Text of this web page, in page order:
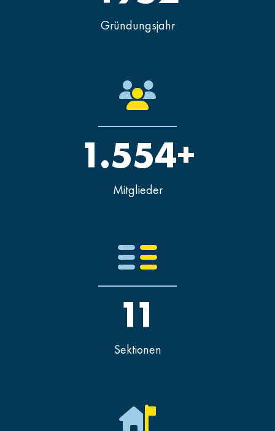
Gründungsjahr
Mitglieder
1.554+
Sektionen
11